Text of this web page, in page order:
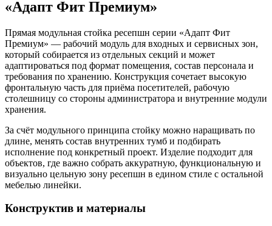
«Адапт Фит Премиум»
Прямая модульная стойка ресепшн серии «Адапт Фит
Премиум» — рабочий модуль для входных и сервисных зон,
который собирается из отдельных секций и может
адаптироваться под формат помещения, состав персонала и
требования по хранению. Конструкция сочетает высокую
фронтальную часть для приёма посетителей, рабочую
столешницу со стороны администратора и внутренние модули
хранения.
За счёт модульного принципа стойку можно наращивать по
длине, менять состав внутренних тумб и подбирать
исполнение под конкретный проект. Изделие подходит для
объектов, где важно собрать аккуратную, функциональную и
визуально цельную зону ресепшн в едином стиле с остальной
мебелью линейки.
Конструктив и материалы